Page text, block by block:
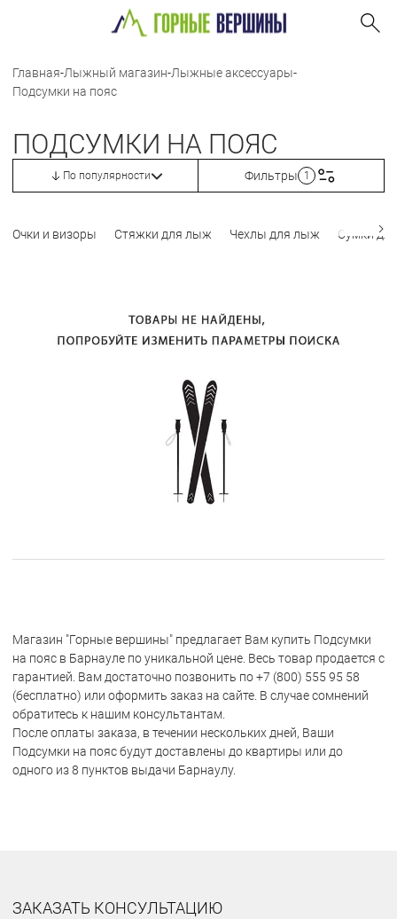
Главная-Лыжный магазин-Лыжные аксессуары-
Подсумки на пояс
ПОДСУМКИ НА ПОЯС
По популярности Фильтры 1
Очки и визоры Стяжки для лыж Чехлы для лыж Сумки
Магазин "Горные вершины" предлагает Вам купить Подсумки
на пояс в Барнауле по уникальной цене. Весь товар продается с
гарантией. Вам достаточно позвонить по +7 (800) 555 95 58
(бесплатно) или оформить заказ на сайте. В случае сомнений
обратитесь к нашим консультантам.
После оплаты заказа, в течении нескольких дней, Ваши
Подсумки на пояс будут доставлены до квартиры или до
одного из 8 пунктов выдачи Барнаулу.
ЗАКАЗАТЬ КОНСУЛЬТАЦИЮ